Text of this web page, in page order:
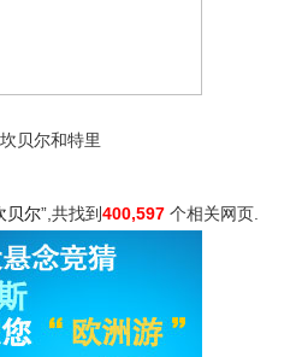
贝尔和特里
贝尔”,共找到400,597 个相关网页.